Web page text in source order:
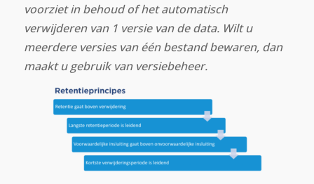
voorziet in behoud of het automatisch
verwijderen van 1 versie van de data. Wilt u
meerdere versies van één bestand bewaren, dan
maakt u gebruik van versiebeheer.